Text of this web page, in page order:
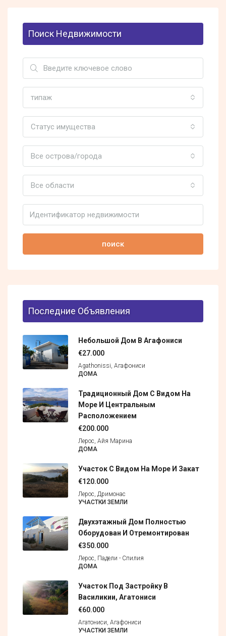
Поиск Недвижимости
типаж
Статус имущества
Все острова/города
Все области
поиск
Последние Объявления
Небольшой Дом В Агафониси
€27.000
Agathonissi, Агафониси
ДОМА
Традиционный Дом С Видом На
Море И Центральным
Расположением
€200.000
Лерос, Айя Марина
ДОМА
Участок С Видом На Море И Закат
€120.000
Лерос, Дримонас
УЧАСТКИ ЗЕМЛИ
Двухэтажный Дом Полностью
Оборудован И Отремонтирован
€350.000
Лерос, Падели - Спилия
ДОМА
Участок Под Застройку В
Василикии, Агатониси
€60.000
Агатониси, Агафониси
УЧАСТКИ ЗЕМЛИ